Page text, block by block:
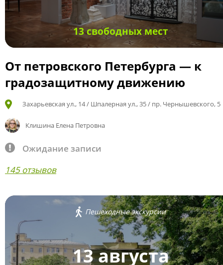
13 свободных мест
От петровского Петербурга — к
градозащитному движению
Захарьевская ул., 14 / Шпалерная ул., 35 / пр. Чернышевского, 5
Клишина Елена Петровна
Ожидание записи
145 отзывов
Пешеходные экскурсии
13 августа